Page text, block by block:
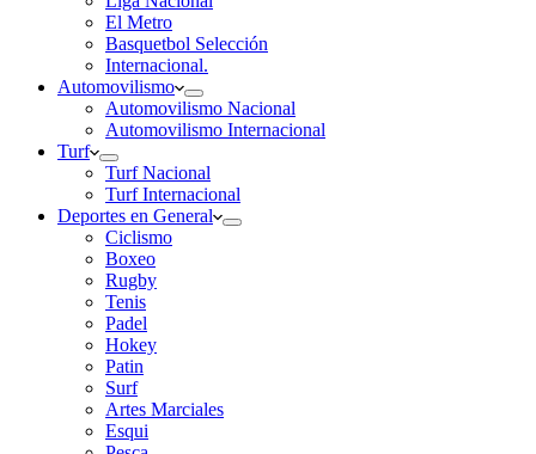
El Metro
Basquetbol Selección
Internacional.
Automovilismo
Automovilismo Nacional
Automovilismo Internacional
Turf
Turf Nacional
Turf Internacional
Deportes en General
Ciclismo
Boxeo
Rugby
Tenis
Padel
Hokey
Patin
Surf
Artes Marciales
Esqui